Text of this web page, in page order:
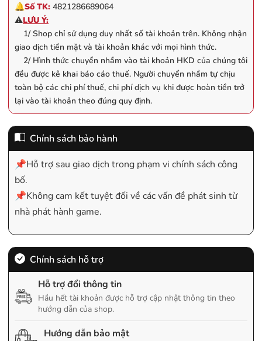
🔔Số TK: 4821286689064
⚠️LƯU Ý:
1/ Shop chỉ sử dụng duy nhất số tài khoản trên. Không nhận
giao dịch tiền mặt và tài khoản khác với mọi hình thức.
2/ Hình thức chuyển nhầm vào tài khoản HKD của chúng tôi
đều được kê khai báo cáo thuế. Người chuyển nhầm tự chịu
toàn bộ các chi phí thuế, chi phí dịch vụ khi được hoàn tiền trở
lại vào tài khoản theo đúng quy định.
Chính sách bảo hành
📌Hỗ trợ sau giao dịch trong phạm vi chính sách công
bố.
📌Không cam kết tuyệt đối về các vấn đề phát sinh từ
nhà phát hành game.
Chính sách hỗ trợ
Hỗ trợ đổi thông tin
Hầu hết tài khoản được hỗ trợ cập nhật thông tin theo
hướng dẫn của shop.
Hướng dẫn bảo mật